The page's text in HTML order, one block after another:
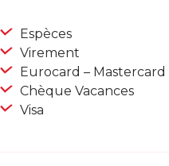
Espèces
Virement
Eurocard – Mastercard
Chèque Vacances
Visa